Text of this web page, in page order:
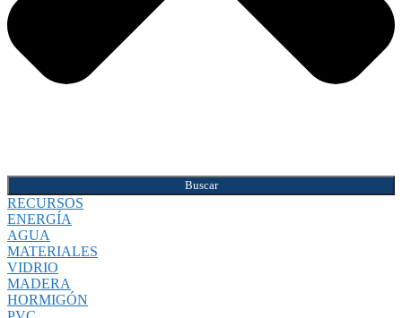
Buscar
RECURSOS
ENERGÍA
AGUA
MATERIALES
VIDRIO
MADERA
HORMIGÓN